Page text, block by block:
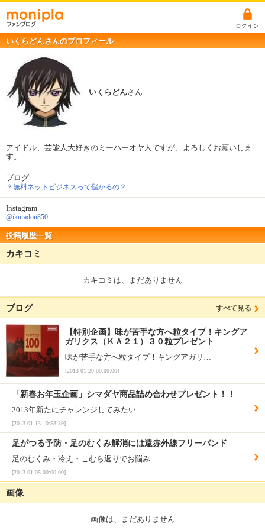
ログイン
いくらどんさんのプロフィール
いくらどんさん
アイドル、芸能人大好きのミーハーオヤ人ですが、よろしくお願いしま
す。
ブログ
？無料ネットビジネスって儲かるの？
Instagram
@ikuradon850
投稿履歴一覧
カキコミ
カキコミは、まだありません
ブログ すべて見る
【特別企画】味が苦手な方へ粒タイプ！キングア
ガリクス（ＫＡ２１）３０粒プレゼント
味が苦手な方へ粒タイプ！キングアガリ…
[2013-01-20 00:00:00]
「新春お年玉企画」シマダヤ商品詰め合わせプレゼント！！
2013年新たにチャレンジしてみたい…
[2013-01-13 10:53:39]
足がつる予防・足のむくみ解消には遠赤外線フリーバンド
足のむくみ・冷え・こむら返りでお悩み…
[2013-01-05 00:00:00]
画像
画像は、まだありません